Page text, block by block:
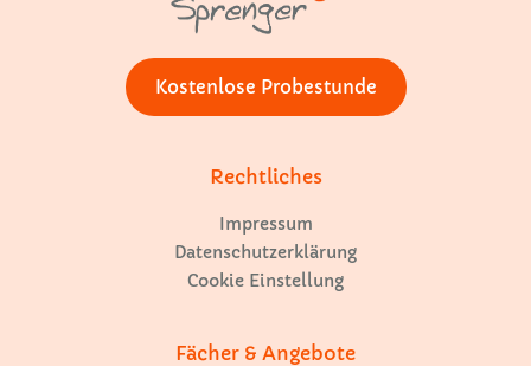
Kostenlose Probestunde
Rechtliches
Impressum
Datenschutzerklärung
Cookie Einstellung
Fächer & Angebote